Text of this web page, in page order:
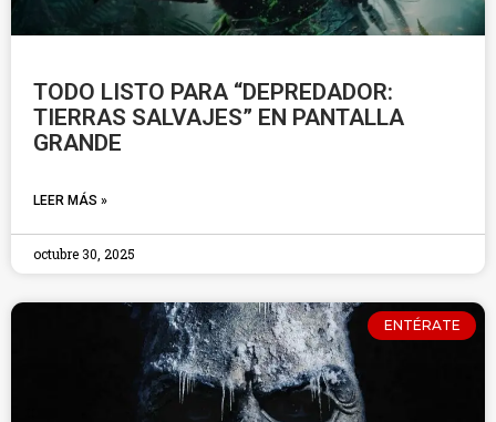
TODO LISTO PARA “DEPREDADOR:
TIERRAS SALVAJES” EN PANTALLA
GRANDE
LEER MÁS »
octubre 30, 2025
ENTÉRATE